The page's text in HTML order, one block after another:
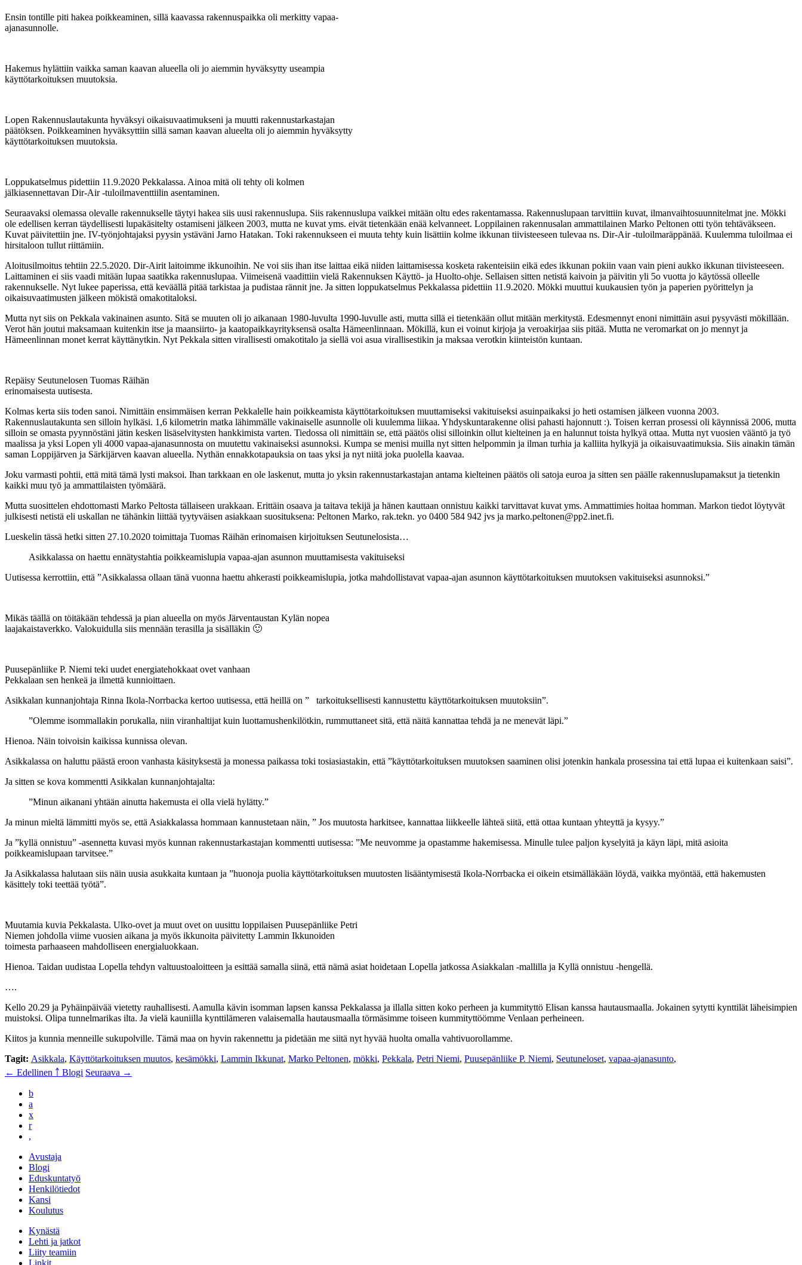
Ensin tontille piti hakea poikkeaminen, sillä kaavassa rakennuspaikka oli merkitty vapaa-
ajanasunnolle.
Hakemus hylättiin vaikka saman kaavan alueella oli jo aiemmin hyväksytty useampia
käyttötarkoituksen muutoksia.
Lopen Rakennuslautakunta hyväksyi oikaisuvaatimukseni ja muutti rakennustarkastajan
päätöksen. Poikkeaminen hyväksyttiin sillä saman kaavan alueelta oli jo aiemmin hyväksytty
käyttötarkoituksen muutoksia.
Loppukatselmus pidettiin 11.9.2020 Pekkalassa. Ainoa mitä oli tehty oli kolmen
jälkiasennettavan Dir-Air -tuloilmaventtiilin asentaminen.
Seuraavaksi olemassa olevalle rakennukselle täytyi hakea siis uusi rakennuslupa. Siis rakennuslupa vaikkei mitään oltu edes rakentamassa. Rakennuslupaan tarvittiin kuvat, ilmanvaihtosuunnitelmat jne. Mökki
ole edellisen kerran täydellisesti lupakäsitelty ostamiseni jälkeen 2003, mutta ne kuvat yms. eivät tietenkään enää kelvanneet. Loppilainen rakennusalan ammattilainen Marko Peltonen otti työn tehtäväkseen.
Kuvat päivitettiin jne. IV-työnjohtajaksi pyysin ystäväni Jarno Hatakan. Toki rakennukseen ei muuta tehty kuin lisättiin kolme ikkunan tiivisteeseen tulevaa ns. Dir-Air -tuloilmaräppänää. Kuulemma tuloilmaa ei
hirsitaloon tullut riittämiin.
Aloitusilmoitus tehtiin 22.5.2020. Dir-Airit laitoimme ikkunoihin. Ne voi siis ihan itse laittaa eikä niiden laittamisessa kosketa rakenteisiin eikä edes ikkunan pokiin vaan vain pieni aukko ikkunan tiivisteeseen.
Laittaminen ei siis vaadi mitään lupaa saatikka rakennuslupaa. Viimeisenä vaadittiin vielä Rakennuksen Käyttö- ja Huolto-ohje. Sellaisen sitten netistä kaivoin ja päivitin yli 5o vuotta jo käytössä olleelle
rakennukselle. Nyt lukee paperissa, että keväällä pitää tarkistaa ja pudistaa rännit jne. Ja sitten loppukatselmus Pekkalassa pidettiin 11.9.2020. Mökki muuttui kuukausien työn ja paperien pyörittelyn ja
oikaisuvaatimusten jälkeen mökistä omakotitaloksi.
Mutta nyt siis on Pekkala vakinainen asunto. Sitä se muuten oli jo aikanaan 1980-luvulta 1990-luvulle asti, mutta sillä ei tietenkään ollut mitään merkitystä. Edesmennyt enoni nimittäin asui pysyvästi mökillään.
Verot hän joutui maksamaan kuitenkin itse ja maansiirto- ja kaatopaikkayrityksensä osalta Hämeenlinnaan. Mökillä, kun ei voinut kirjoja ja veroakirjaa siis pitää. Mutta ne veromarkat on jo mennyt ja
Hämeenlinnan monet kerrat käyttänytkin. Nyt Pekkala sitten virallisesti omakotitalo ja siellä voi asua virallisestikin ja maksaa verotkin kiinteistön kuntaan.
Repäisy Seutunelosen Tuomas Räihän
erinomaisesta uutisesta.
Kolmas kerta siis toden sanoi. Nimittäin ensimmäisen kerran Pekkalelle hain poikkeamista käyttötarkoituksen muuttamiseksi vakituiseksi asuinpaikaksi jo heti ostamisen jälkeen vuonna 2003.
Rakennuslautakunta sen silloin hylkäsi. 1,6 kilometrin matka lähimmälle vakinaiselle asunnolle oli kuulemma liikaa. Yhdyskuntarakenne olisi pahasti hajonnutt :). Toisen kerran prosessi oli käynnissä 2006, mutta
silloin se omasta pyynnöstäni jätin kesken lisäselvitysten hankkimista varten. Tiedossa oli nimittäin se, että päätös olisi silloinkin ollut kielteinen ja en halunnut toista hylkyä ottaa. Mutta nyt vuosien vääntö ja työ
maalissa ja yksi Lopen yli 4000 vapaa-ajanasunnosta on muutettu vakinaiseksi asunnoksi. Kumpa se menisi muilla nyt sitten helpommin ja ilman turhia ja kalliita hylkyjä ja oikaisuvaatimuksia. Siis ainakin tämän
saman Loppijärven ja Särkijärven kaavan alueella. Nythän ennakkotapauksia on taas yksi ja nyt niitä joka puolella kaavaa.
Joku varmasti pohtii, että mitä tämä lysti maksoi. Ihan tarkkaan en ole laskenut, mutta jo yksin rakennustarkastajan antama kielteinen päätös oli satoja euroa ja sitten sen päälle rakennuslupamaksut ja tietenkin
kaikki muu työ ja ammattilaisten työmäärä.
Mutta suosittelen ehdottomasti Marko Peltosta tällaiseen urakkaan. Erittäin osaava ja taitava tekijä ja hänen kauttaan onnistuu kaikki tarvittavat kuvat yms. Ammattimies hoitaa homman. Markon tiedot löytyvät
julkisesti netistä eli uskallan ne tähänkin liittää tyytyväisen asiakkaan suosituksena: Peltonen Marko, rak.tekn. yo 0400 584 942 jvs ja marko.peltonen@pp2.inet.fi.
Lueskelin tässä hetki sitten 27.10.2020 toimittaja Tuomas Räihän erinomaisen kirjoituksen Seutunelosista…
Asikkalassa on haettu ennätystahtia poikkeamislupia vapaa-ajan asunnon muuttamisesta vakituiseksi
Uutisessa kerrottiin, että ”Asikkalassa ollaan tänä vuonna haettu ahkerasti poikkeamislupia, jotka mahdollistavat vapaa-ajan asunnon käyttötarkoituksen muutoksen vakituiseksi asunnoksi.”
Mikäs täällä on töitäkään tehdessä ja pian alueella on myös Järventaustan Kylän nopea
laajakaistaverkko. Valokuidulla siis mennään terasilla ja sisälläkin 🙂
Puusepänliike P. Niemi teki uudet energiatehokkaat ovet vanhaan
Pekkalaan sen henkeä ja ilmettä kunnioittaen.
Asikkalan kunnanjohtaja Rinna Ikola-Norrbacka kertoo uutisessa, että heillä on ”
tarkoituksellisesti kannustettu käyttötarkoituksen muutoksiin”.
”Olemme isommallakin porukalla, niin viranhaltijat kuin luottamushenkilötkin, rummuttaneet sitä, että näitä kannattaa tehdä ja ne menevät läpi.”
Hienoa. Näin toivoisin kaikissa kunnissa olevan.
Asikkalassa on haluttu päästä eroon vanhasta käsityksestä ja monessa paikassa toki tosiasiastakin, että ”käyttötarkoituksen muutoksen saaminen olisi jotenkin hankala prosessina tai että lupaa ei kuitenkaan saisi”.
Ja sitten se kova kommentti Asikkalan kunnanjohtajalta:
”Minun aikanani yhtään ainutta hakemusta ei olla vielä hylätty.”
Ja minun mieltä lämmitti myös se, että Asiakkalassa hommaan kannustetaan näin, ” Jos muutosta harkitsee, kannattaa liikkeelle lähteä siitä, että ottaa kuntaan yhteyttä ja kysyy.”
Ja ”kyllä onnistuu” -asennetta kuvasi myös kunnan rakennustarkastajan kommentti uutisessa: ”Me neuvomme ja opastamme hakemisessa. Minulle tulee paljon kyselyitä ja käyn läpi, mitä asioita
poikkeamislupaan tarvitsee.”
Ja Asikkalassa halutaan siis näin uusia asukkaita kuntaan ja ”huonoja puolia käyttötarkoituksen muutosten lisääntymisestä Ikola-Norrbacka ei oikein etsimälläkään löydä, vaikka myöntää, että hakemusten
käsittely toki teettää työtä”.
Muutamia kuvia Pekkalasta. Ulko-ovet ja muut ovet on uusittu loppilaisen Puusepänliike Petri
Niemen johdolla viime vuosien aikana ja myös ikkunoita päivitetty Lammin Ikkunoiden
toimesta parhaaseen mahdolliseen energialuokkaan.
Hienoa. Taidan uudistaa Lopella tehdyn valtuustoaloitteen ja esittää samalla siinä, että nämä asiat hoidetaan Lopella jatkossa Asiakkalan -mallilla ja Kyllä onnistuu -hengellä.
….
Kello 20.29 ja Pyhäinpäivää vietetty rauhallisesti. Aamulla kävin isomman lapsen kanssa Pekkalassa ja illalla sitten koko perheen ja kummityttö Elisan kanssa hautausmaalla. Jokainen sytytti kynttilät läheisimpien
muistoksi. Olipa tunnelmarikas ilta. Ja vielä kauniilla kynttilämeren valaisemalla hautausmaalla törmäsimme toiseen kummityttöömme Venlaan perheineen.
Kiitos ja kunnia menneille sukupolville. Tämä maa on hyvin rakennettu ja pidetään me siitä nyt hyvää huolta omalla vahtivuorollamme.
Tagit: Asikkala, Käyttötarkoituksen muutos, kesämökki, Lammin Ikkunat, Marko Peltonen, mökki, Pekkala, Petri Niemi, Puusepänliike P. Niemi, Seutuneloset, vapaa-ajanasunto,
← Edellinen ￪ Blogi Seuraava →
b
a
x
r
,
Avustaja
Blogi
Eduskuntatyö
Henkilötiedot
Kansi
Koulutus
Kynästä
Lehti ja jatkot
Liity teamiin
Linkit